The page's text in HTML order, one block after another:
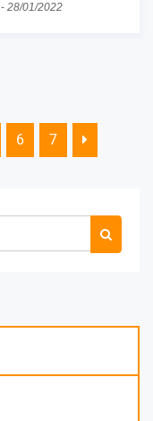
- 28/01/2022
6 7